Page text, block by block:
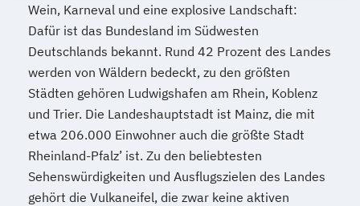
Wein, Karneval und eine explosive Landschaft:
Dafür ist das Bundesland im Südwesten
Deutschlands bekannt. Rund 42 Prozent des Landes
werden von Wäldern bedeckt, zu den größten
Städten gehören Ludwigshafen am Rhein, Koblenz
und Trier. Die Landeshauptstadt ist Mainz, die mit
etwa 206.000 Einwohner auch die größte Stadt
Rheinland-Pfalz’ ist. Zu den beliebtesten
Sehenswürdigkeiten und Ausflugszielen des Landes
gehört die Vulkaneifel, die zwar keine aktiven